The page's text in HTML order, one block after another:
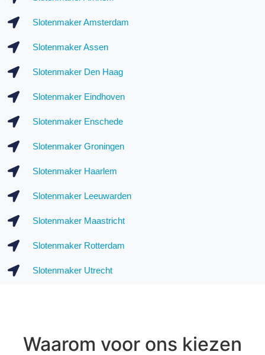
Slotenmaker Amsterdam
Slotenmaker Assen
Slotenmaker Den Haag
Slotenmaker Eindhoven
Slotenmaker Enschede
Slotenmaker Groningen
Slotenmaker Haarlem
Slotenmaker Leeuwarden
Slotenmaker Maastricht
Slotenmaker Rotterdam
Slotenmaker Utrecht
Waarom voor ons kiezen